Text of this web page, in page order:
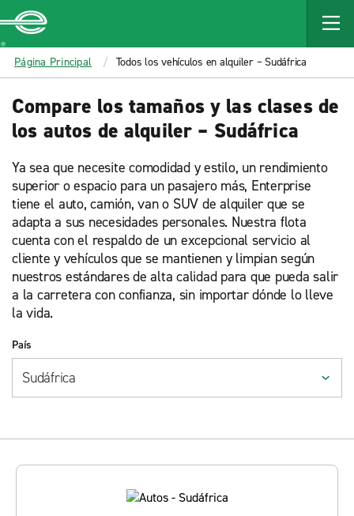
MAIN
CONTENT
Enterprise
Página Principal Todos los vehículos en alquiler – Sudáfrica
Compare los tamaños y las clases de
los autos de alquiler – Sudáfrica
Ya sea que necesite comodidad y estilo, un rendimiento
superior o espacio para un pasajero más, Enterprise
tiene el auto, camión, van o SUV de alquiler que se
adapta a sus necesidades personales. Nuestra flota
cuenta con el respaldo de un excepcional servicio al
cliente y vehículos que se mantienen y limpian según
nuestros estándares de alta calidad para que pueda salir
a la carretera con confianza, sin importar dónde lo lleve
la vida.
País